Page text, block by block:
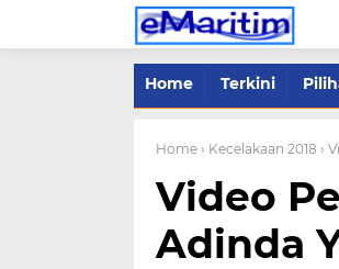
Home Terkini
Home › Kecelakaan 2018 ›
Video
Adinda